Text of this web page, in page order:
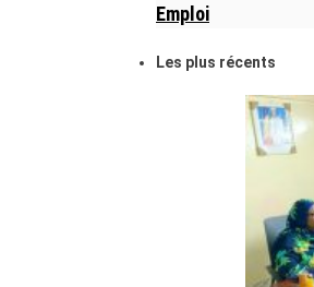
Emploi
Les plus récents